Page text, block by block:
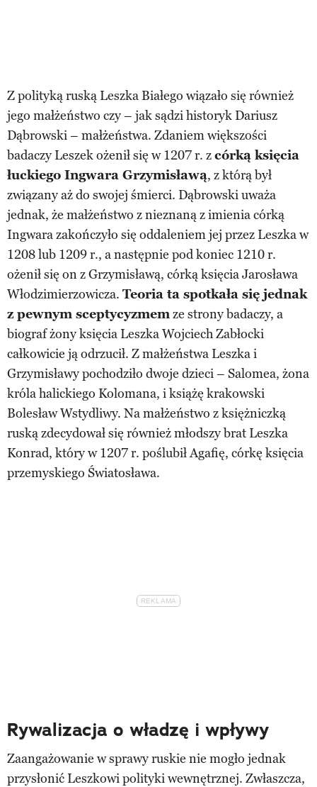
Z polityką ruską Leszka Białego wiązało się również
jego małżeństwo czy – jak sądzi historyk Dariusz
Dąbrowski – małżeństwa. Zdaniem większości
badaczy Leszek ożenił się w 1207 r. zcórką księcia
łuckiego Ingwara Grzymisławą, z którą był
związany aż do swojej śmierci. Dąbrowski uważa
jednak, że małżeństwo z nieznaną z imienia córką
Ingwara zakończyło się oddaleniem jej przez Leszka w
1208 lub 1209 r., a następnie pod koniec 1210 r.
ożenił się on z Grzymisławą, córką księcia Jarosława
Włodzimierzowicza. Teoria ta spotkała się jednak
z pewnym sceptycyzmemze strony badaczy, a
biograf żony księcia Leszka Wojciech Zabłocki
całkowicie ją odrzucił. Z małżeństwa Leszka i
Grzymisławy pochodziło dwoje dzieci – Salomea, żona
króla halickiego Kolomana, i książę krakowski
Bolesław Wstydliwy. Na małżeństwo z księżniczką
ruską zdecydował się również młodszy brat Leszka
Konrad, który w 1207 r. poślubił Agafię, córkę księcia
przemyskiego Światosława.
Rywalizacja o władzę i wpływy
Zaangażowanie w sprawy ruskie nie mogło jednak
przysłonić Leszkowi polityki wewnętrznej. Zwłaszcza,